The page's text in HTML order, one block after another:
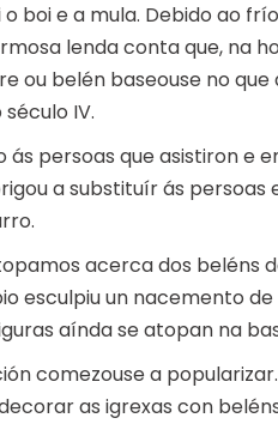
boi e a mula. Debido ao
lenda conta que, na
ou belén baseouse no
IV.
persoas que asistiron e
a substituír ás persoas
acerca dos beléns
esculpiu un nacemento
aínda se atopan na
comezouse a
as igrexas con